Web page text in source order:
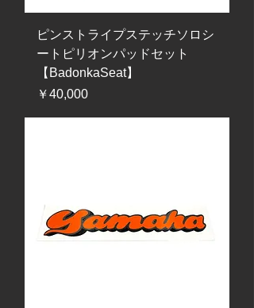
ピンストライプステッチソロシ
ートピリオンパッドセット
【BadonkaSeat】
価格
￥40,000